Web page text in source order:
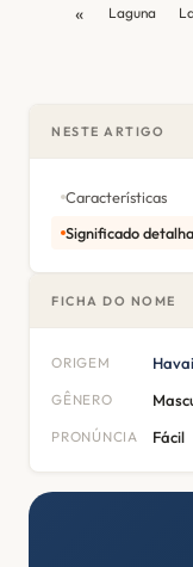
« Laguna
NESTE ARTIGO
Características
Significado
FICHA DO NOME
ORIGEM
GÊNERO
PRONÚNCIA Fácil